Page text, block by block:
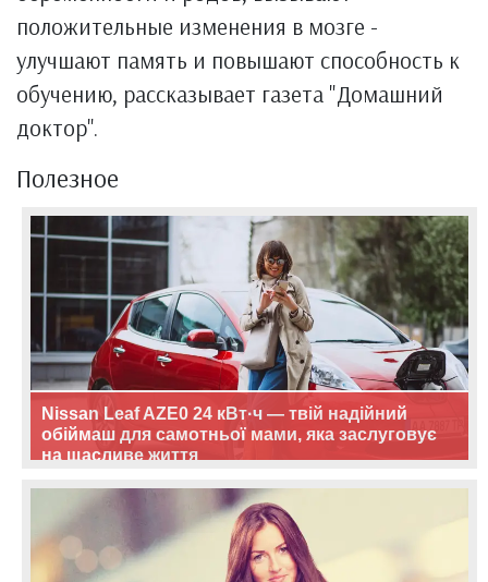
положительные изменения в мозге -
улучшают память и повышают способность к
обучению, рассказывает газета "Домашний
доктор".
Полезное
Nissan Leaf AZE0 24 кВт·ч — твій надійний
обіймаш для самотньої мами, яка заслуговує
на щасливе життя